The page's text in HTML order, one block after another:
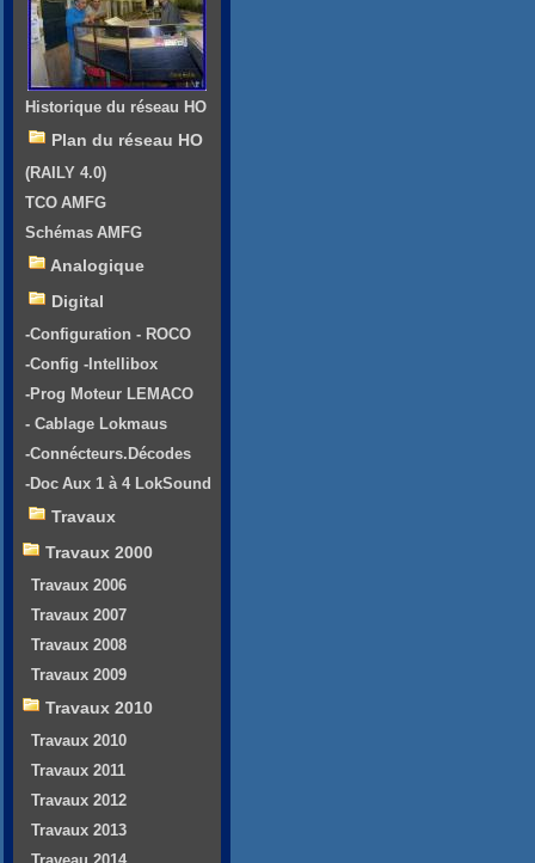
Historique du réseau HO
Plan du réseau HO
(RAILY 4.0)
TCO AMFG
Schémas AMFG
Analogique
Digital
-Configuration - ROCO
-Config -Intellibox
-Prog Moteur LEMACO
- Cablage Lokmaus
-Connécteurs.Décodes
-Doc Aux 1 à 4 LokSound
Travaux
Travaux 2000
Travaux 2006
Travaux 2007
Travaux 2008
Travaux 2009
Travaux 2010
Travaux 2010
Travaux 2011
Travaux 2012
Travaux 2013